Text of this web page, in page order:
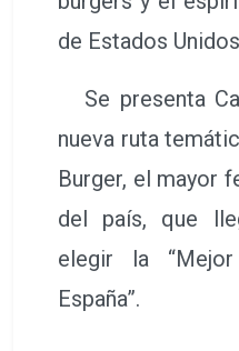
de Estados
Se presenta
nueva ruta
Burger, el mayor
del país, que
elegir la
España”.